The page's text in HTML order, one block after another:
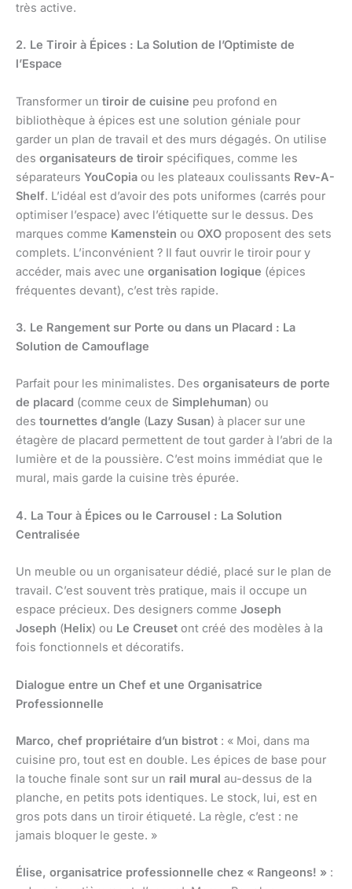
très active.
2. Le Tiroir à Épices : La Solution de l’Optimiste de
l’Espace
Transformer un tiroir de cuisine peu profond en
bibliothèque à épices est une solution géniale pour
garder un plan de travail et des murs dégagés. On utilise
des organisateurs de tiroir spécifiques, comme les
séparateurs YouCopia ou les plateaux coulissants Rev-A-
Shelf. L’idéal est d’avoir des pots uniformes (carrés pour
optimiser l’espace) avec l’étiquette sur le dessus. Des
marques comme Kamenstein ou OXO proposent des sets
complets. L’inconvénient ? Il faut ouvrir le tiroir pour y
accéder, mais avec une organisation logique (épices
fréquentes devant), c’est très rapide.
3. Le Rangement sur Porte ou dans un Placard : La
Solution de Camouflage
Parfait pour les minimalistes. Des organisateurs de porte
de placard (comme ceux de Simplehuman) ou
des tournettes d’angle (Lazy Susan) à placer sur une
étagère de placard permettent de tout garder à l’abri de la
lumière et de la poussière. C’est moins immédiat que le
mural, mais garde la cuisine très épurée.
4. La Tour à Épices ou le Carrousel : La Solution
Centralisée
Un meuble ou un organisateur dédié, placé sur le plan de
travail. C’est souvent très pratique, mais il occupe un
espace précieux. Des designers comme Joseph
Joseph (Helix) ou Le Creuset ont créé des modèles à la
fois fonctionnels et décoratifs.
Dialogue entre un Chef et une Organisatrice
Professionnelle
Marco, chef propriétaire d’un bistrot : « Moi, dans ma
cuisine pro, tout est en double. Les épices de base pour
la touche finale sont sur un rail mural au-dessus de la
planche, en petits pots identiques. Le stock, lui, est en
gros pots dans un tiroir étiqueté. La règle, c’est : ne
jamais bloquer le geste. »
Élise, organisatrice professionnelle chez « Rangeons! » :